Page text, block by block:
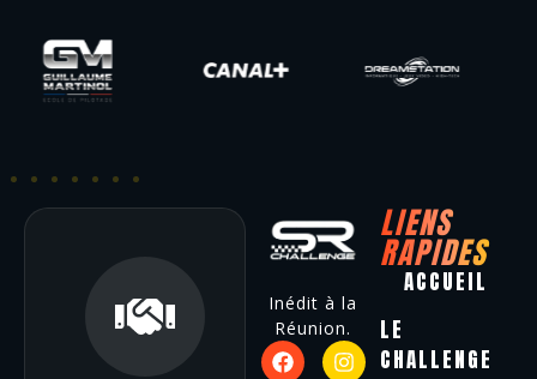
Inédit à la
Réunion.
LIENS
RAPIDES
ACCUEIL
LE
CHALLENGE